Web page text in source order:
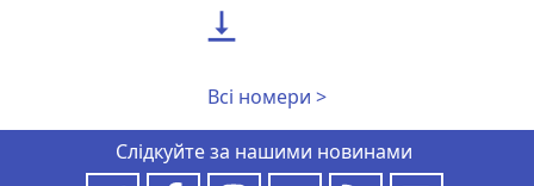

Всі номери >
Слідкуйте за нашими новинами